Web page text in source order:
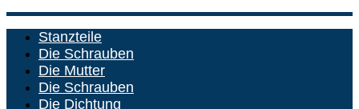
Stanzteile
Die Schrauben
Die Mutter
Die Schrauben
Die Dichtung